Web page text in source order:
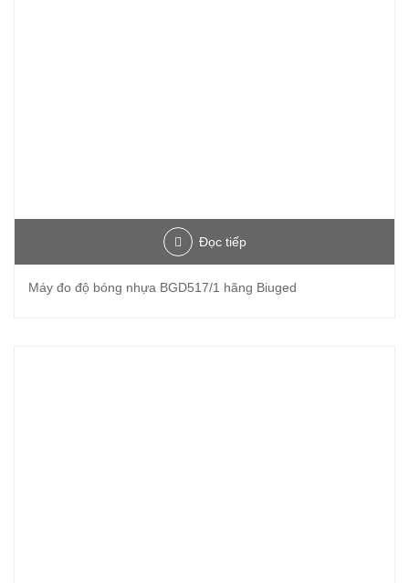
Đọc tiếp
Máy đo độ bóng nhựa BGD517/1 hãng Biuged